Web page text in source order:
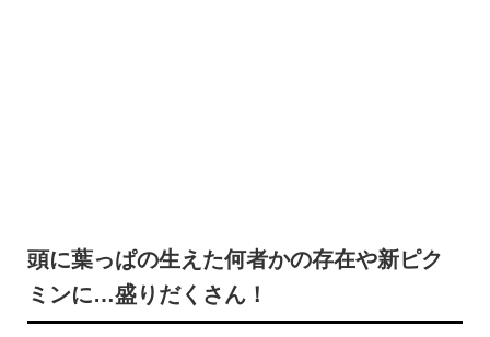
頭に葉っぱの生えた何者かの存在や新ピク
ミンに…盛りだくさん！